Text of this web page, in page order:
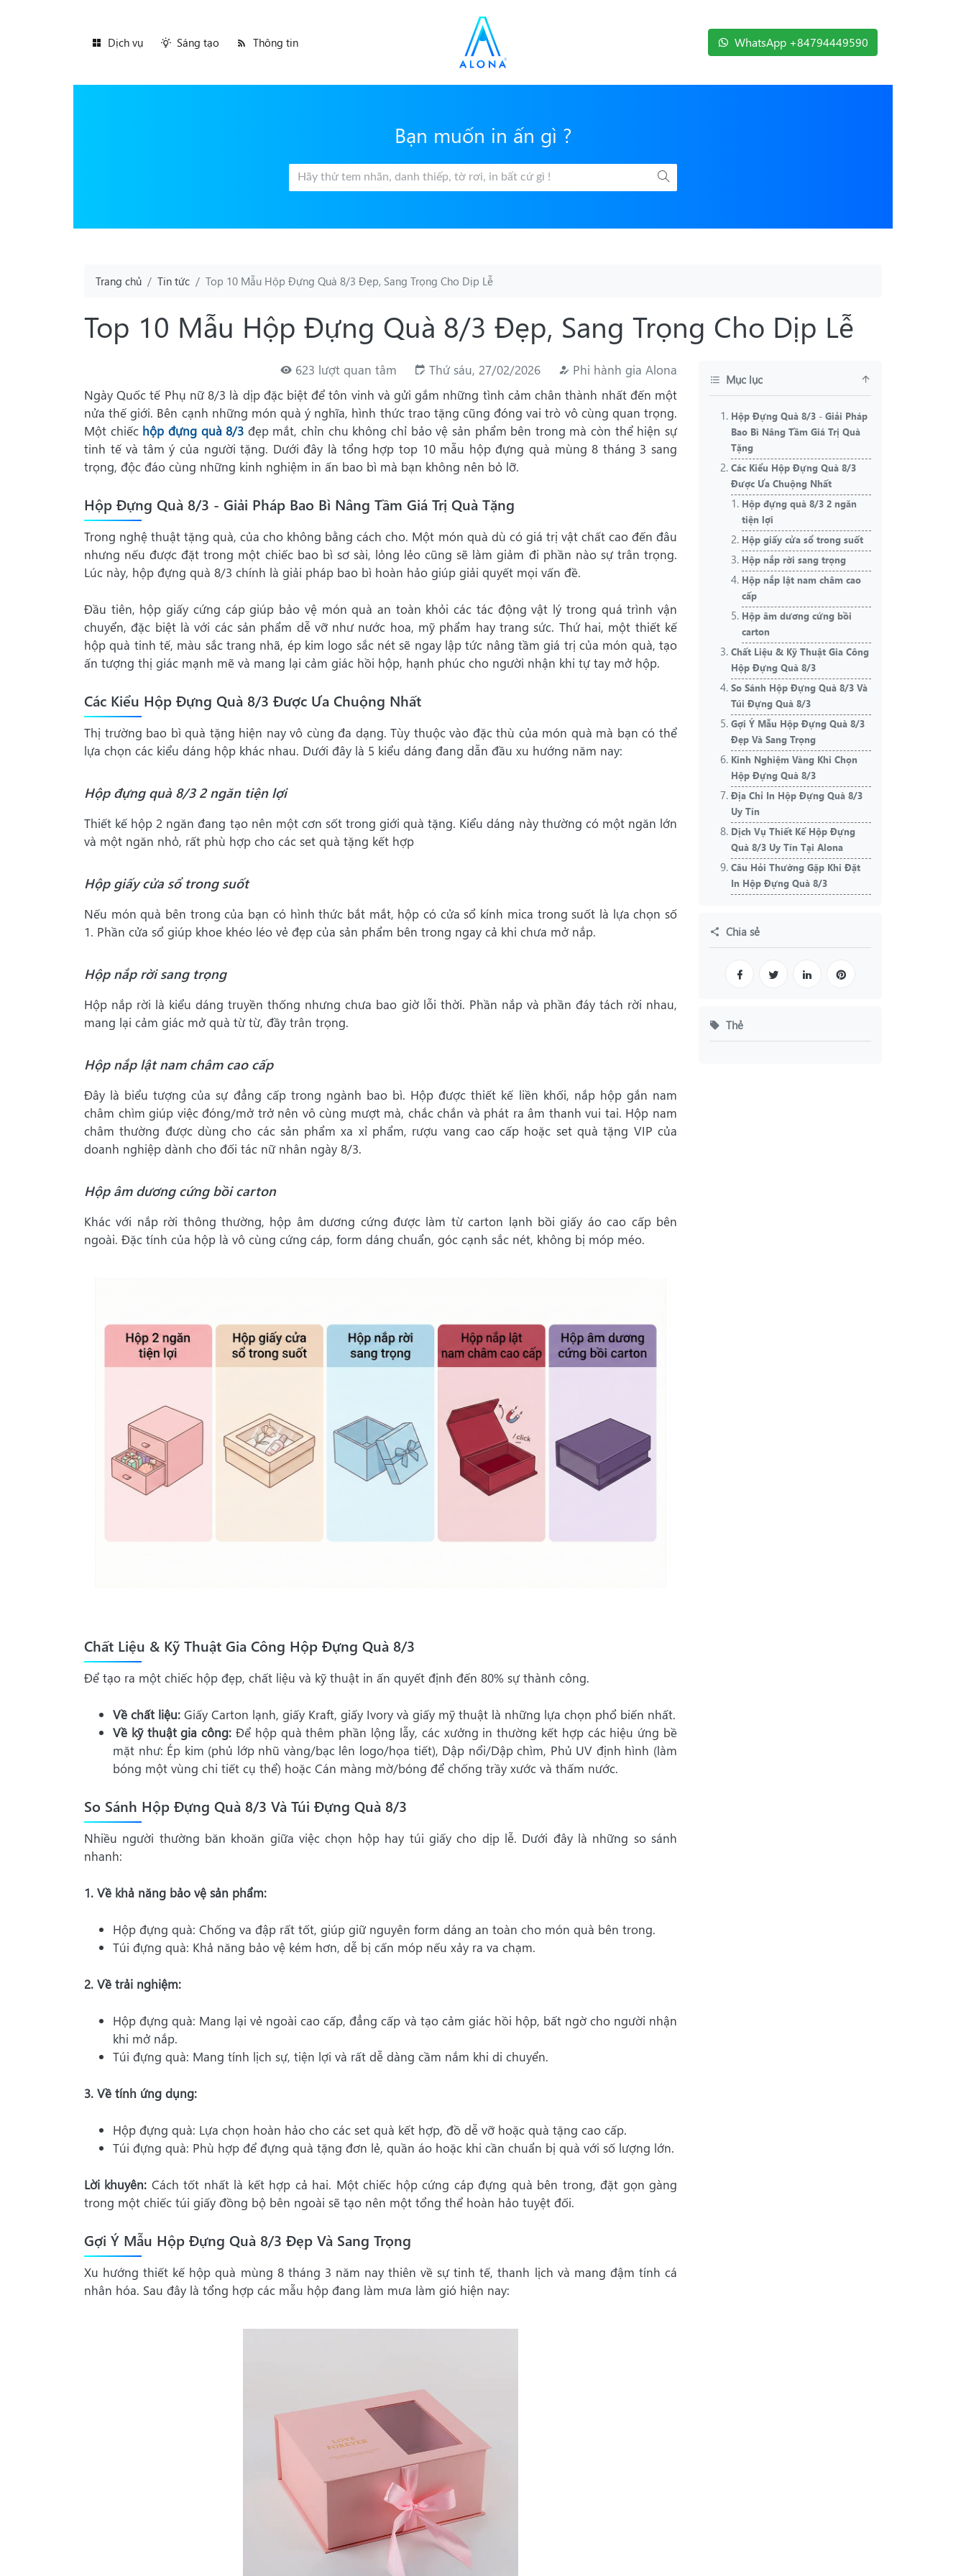
Dịch vụ Sáng tạo Thông tin WhatsApp +84794449590
Bạn muốn in ấn gì ?
Trang chủ Tin tức Top 10 Mẫu Hộp Đựng Quà 8/3 Đẹp, Sang Trọng Cho Dịp Lễ
Top 10 Mẫu Hộp Đựng Quà 8/3 Đẹp, Sang Trọng Cho Dịp Lễ
623 lượt quan tâm Thứ sáu, 27/02/2026
Phi hành gia Alona
Ngày Quốc tế Phụ nữ 8/3 là dịp đặc biệt để tôn vinh và gửi gắm những tình cảm chân thành nhất đến một
nửa thế giới. Bên cạnh những món quà ý nghĩa, hình thức trao tặng cũng đóng vai trò vô cùng quan trọng.
Một chiếc hộp đựng quà 8/3 đẹp mắt, chỉn chu không chỉ bảo vệ sản phẩm bên trong mà còn thể hiện sự
tinh tế và tâm ý của người tặng. Dưới đây là tổng hợp top 10 mẫu hộp đựng quà mùng 8 tháng 3 sang
trọng, độc đáo cùng những kinh nghiệm in ấn bao bì mà bạn không nên bỏ lỡ.
Hộp Đựng Quà 8/3 - Giải Pháp Bao Bì Nâng Tầm Giá Trị Quà Tặng
Trong nghệ thuật tặng quà, của cho không bằng cách cho. Một món quà dù có giá trị vật chất cao đến đâu
nhưng nếu được đặt trong một chiếc bao bì sơ sài, lỏng lẻo cũng sẽ làm giảm đi phần nào sự trân trọng.
Lúc này, hộp đựng quà 8/3 chính là giải pháp bao bì hoàn hảo giúp giải quyết mọi vấn đề.
Đầu tiên, hộp giấy cứng cáp giúp bảo vệ món quà an toàn khỏi các tác động vật lý trong quá trình vận
chuyển, đặc biệt là với các sản phẩm dễ vỡ như nước hoa, mỹ phẩm hay trang sức. Thứ hai, một thiết kế
hộp quà tinh tế, màu sắc trang nhã, ép kim logo sắc nét sẽ ngay lập tức nâng tầm giá trị của món quà, tạo
ấn tượng thị giác mạnh mẽ và mang lại cảm giác hồi hộp, hạnh phúc cho người nhận khi tự tay mở hộp.
Các Kiểu Hộp Đựng Quà 8/3 Được Ưa Chuộng Nhất
Thị trường bao bì quà tặng hiện nay vô cùng đa dạng. Tùy thuộc vào đặc thù của món quà mà bạn có thể
lựa chọn các kiểu dáng hộp khác nhau. Dưới đây là 5 kiểu dáng đang dẫn đầu xu hướng năm nay:
Hộp đựng quà 8/3 2 ngăn tiện lợi
Thiết kế hộp 2 ngăn đang tạo nên một cơn sốt trong giới quà tặng. Kiểu dáng này thường có một ngăn lớn
và một ngăn nhỏ, rất phù hợp cho các set quà tặng kết hợp
Hộp giấy cửa sổ trong suốt
Nếu món quà bên trong của bạn có hình thức bắt mắt, hộp có cửa sổ kính mica trong suốt là lựa chọn số
1. Phần cửa sổ giúp khoe khéo léo vẻ đẹp của sản phẩm bên trong ngay cả khi chưa mở nắp.
Hộp nắp rời sang trọng
Hộp nắp rời là kiểu dáng truyền thống nhưng chưa bao giờ lỗi thời. Phần nắp và phần đáy tách rời nhau,
mang lại cảm giác mở quà từ từ, đầy trân trọng.
Hộp nắp lật nam châm cao cấp
Đây là biểu tượng của sự đẳng cấp trong ngành bao bì. Hộp được thiết kế liền khối, nắp hộp gắn nam
châm chìm giúp việc đóng/mở trở nên vô cùng mượt mà, chắc chắn và phát ra âm thanh vui tai. Hộp nam
châm thường được dùng cho các sản phẩm xa xỉ phẩm, rượu vang cao cấp hoặc set quà tặng VIP của
doanh nghiệp dành cho đối tác nữ nhân ngày 8/3.
Hộp âm dương cứng bồi carton
Khác với nắp rời thông thường, hộp âm dương cứng được làm từ carton lạnh bồi giấy áo cao cấp bên
ngoài. Đặc tính của hộp là vô cùng cứng cáp, form dáng chuẩn, góc cạnh sắc nét, không bị móp méo.
Chất Liệu & Kỹ Thuật Gia Công Hộp Đựng Quà 8/3
Để tạo ra một chiếc hộp đẹp, chất liệu và kỹ thuật in ấn quyết định đến 80% sự thành công.
Về chất liệu: Giấy Carton lạnh, giấy Kraft, giấy Ivory và giấy mỹ thuật là những lựa chọn phổ biến nhất.
Về kỹ thuật gia công:Để hộp quà thêm phần lộng lẫy, các xưởng in thường kết hợp các hiệu ứng bề
mặt như: Ép kim (phủ lớp nhũ vàng/bạc lên logo/họa tiết), Dập nổi/Dập chìm, Phủ UV định hình (làm
bóng một vùng chi tiết cụ thể) hoặc Cán màng mờ/bóng để chống trầy xước và thấm nước.
So Sánh Hộp Đựng Quà 8/3 Và Túi Đựng Quà 8/3
Nhiều người thường băn khoăn giữa việc chọn hộp hay túi giấy cho dịp lễ. Dưới đây là những so sánh
nhanh:
1. Về khả năng bảo vệ sản phẩm:
Hộp đựng quà: Chống va đập rất tốt, giúp giữ nguyên form dáng an toàn cho món quà bên trong.
Túi đựng quà: Khả năng bảo vệ kém hơn, dễ bị cấn móp nếu xảy ra va chạm.
2. Về trải nghiệm:
Hộp đựng quà: Mang lại vẻ ngoài cao cấp, đẳng cấp và tạo cảm giác hồi hộp, bất ngờ cho người nhận
khi mở nắp.
Túi đựng quà: Mang tính lịch sự, tiện lợi và rất dễ dàng cầm nắm khi di chuyển.
3. Về tính ứng dụng:
Hộp đựng quà: Lựa chọn hoàn hảo cho các set quà kết hợp, đồ dễ vỡ hoặc quà tặng cao cấp.
Túi đựng quà: Phù hợp để đựng quà tặng đơn lẻ, quần áo hoặc khi cần chuẩn bị quà với số lượng lớn.
Lời khuyên: Cách tốt nhất là kết hợp cả hai. Một chiếc hộp cứng cáp đựng quà bên trong, đặt gọn gàng
trong một chiếc túi giấy đồng bộ bên ngoài sẽ tạo nên một tổng thể hoàn hảo tuyệt đối.
Gợi Ý Mẫu Hộp Đựng Quà 8/3 Đẹp Và Sang Trọng
Xu hướng thiết kế hộp quà mùng 8 tháng 3 năm nay thiên về sự tinh tế, thanh lịch và mang đậm tính cá
nhân hóa. Sau đây là tổng hợp các mẫu hộp đang làm mưa làm gió hiện nay:
Mục lục
Hộp Đựng Quà 8/3 - Giải Pháp
Bao Bì Nâng Tầm Giá Trị Quà
Tặng
Các Kiểu Hộp Đựng Quà 8/3
Được Ưa Chuộng Nhất
Hộp đựng quà 8/3 2 ngăn
tiện lợi
Hộp giấy cửa sổ trong suốt
Hộp nắp rời sang trọng
Hộp nắp lật nam châm cao
cấp
Hộp âm dương cứng bồi
carton
Chất Liệu & Kỹ Thuật Gia Công
Hộp Đựng Quà 8/3
So Sánh Hộp Đựng Quà 8/3 Và
Túi Đựng Quà 8/3
Gợi Ý Mẫu Hộp Đựng Quà 8/3
Đẹp Và Sang Trọng
Kinh Nghiệm Vàng Khi Chọn
Hộp Đựng Quà 8/3
Địa Chỉ In Hộp Đựng Quà 8/3
Uy Tín
Dịch Vụ Thiết Kế Hộp Đựng
Quà 8/3 Uy Tín Tại Alona
Câu Hỏi Thường Gặp Khi Đặt
In Hộp Đựng Quà 8/3
Chia sẻ
Thẻ